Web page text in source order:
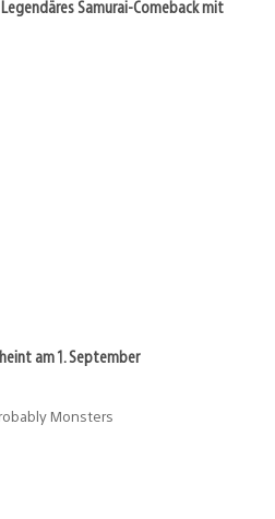
Samurai-Comeback mit
am 1. September
Monsters